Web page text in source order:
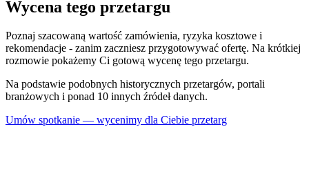
Wycena tego przetargu
Poznaj szacowaną wartość zamówienia, ryzyka kosztowe i
rekomendacje - zanim zaczniesz przygotowywać ofertę. Na krótkiej
rozmowie pokażemy Ci gotową wycenę tego przetargu.
Na podstawie podobnych historycznych przetargów, portali
branżowych i ponad 10 innych źródeł danych.
Umów spotkanie — wycenimy dla Ciebie przetarg